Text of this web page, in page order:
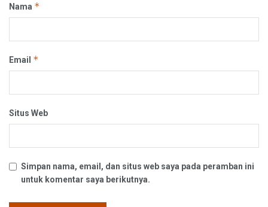
Nama *
Email *
Situs Web
Simpan nama, email, dan situs web saya pada peramban ini
untuk komentar saya berikutnya.